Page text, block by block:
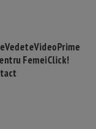
VedeteVideoPrime
FemeiClick!